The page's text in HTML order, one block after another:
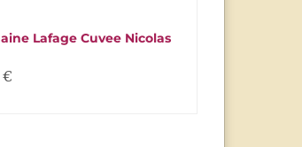
Lafage Cuvee Nicolas
€